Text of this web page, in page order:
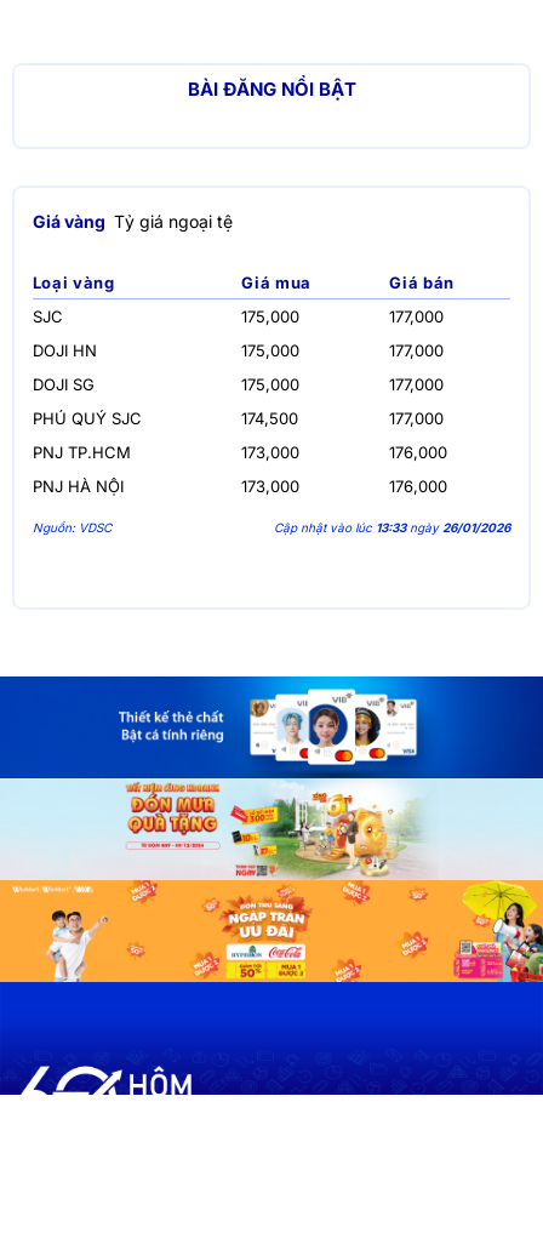
BÀI ĐĂNG NỔI BẬT
Giá vàng Tỷ giá ngoại tệ
Loại vàng Giá mua
Giá bán
SJC
175,000
177,000
DOJI HN
175,000
177,000
DOJI SG
175,000
177,000
PHÚ QUÝ SJC
174,500
177,000
PNJ TP.HCM
173,000
176,000
PNJ HÀ NỘI
173,000 176,000
Nguồn: VDSC Cập nhật vào lúc 13:33ngày 26/01/2026